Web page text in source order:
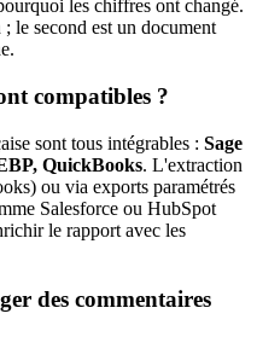
les chiffres ont changé.
le second est un document
compatibles ?
sont tous intégrables : Sage
QuickBooks. L'extraction
ou via exports paramétrés
Salesforce ou HubSpot
le rapport avec les
des commentaires